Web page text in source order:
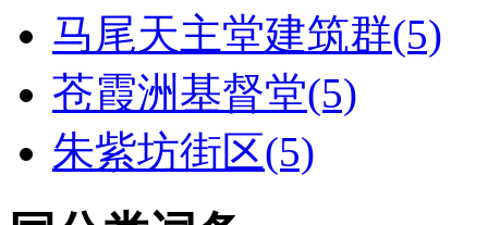
马尾天主堂建筑群(5)
苍霞洲基督堂(5)
朱紫坊街区(5)